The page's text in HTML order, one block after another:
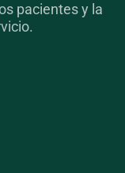
pacientes y la